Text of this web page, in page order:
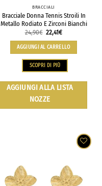
BRACCIALI
Bracciale Donna Tennis Stroili In
Metallo Rodiato E Zirconi Bianchi
24,90€ 22,41€
AGGIUNGI AL CARRELLO
SCOPRI DI PIÙ
AGGIUNGI ALLA LISTA
NOZZE